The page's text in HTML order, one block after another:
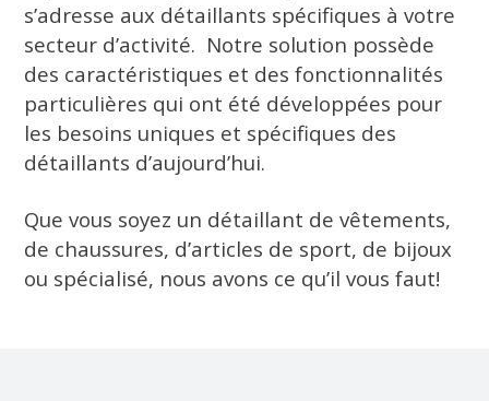
s’adresse aux détaillants spécifiques à votre
secteur d’activité. Notre solution possède
des caractéristiques et des fonctionnalités
particulières qui ont été développées pour
les besoins uniques et spécifiques des
détaillants d’aujourd’hui.
Que vous soyez un détaillant de vêtements,
de chaussures, d’articles de sport, de bijoux
ou spécialisé, nous avons ce qu’il vous faut!